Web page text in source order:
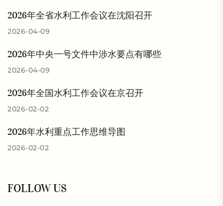
2026年全省水利工作会议在沈阳召开
2026-04-09
2026年中央一号文件中涉水要点有哪些
2026-04-09
2026年全国水利工作会议在京召开
2026-02-02
2026年水利重点工作思维导图
2026-02-02
FOLLOW US